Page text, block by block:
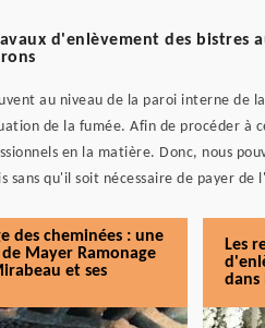
d'enlèvement des bistres
au niveau de la paroi interne de
de la fumée. Afin de procéder à
en la matière. Donc, nous
sans qu'il soit nécessaire de payer de
des cheminées : une
Mayer Ramonage
et ses
Les
dans